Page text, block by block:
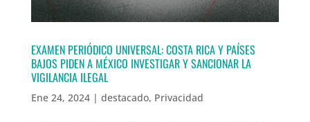
EXAMEN PERIÓDICO UNIVERSAL: COSTA RICA Y PAÍSES
BAJOS PIDEN A MÉXICO INVESTIGAR Y SANCIONAR LA
VIGILANCIA ILEGAL
Ene 24, 2024| destacado, Privacidad